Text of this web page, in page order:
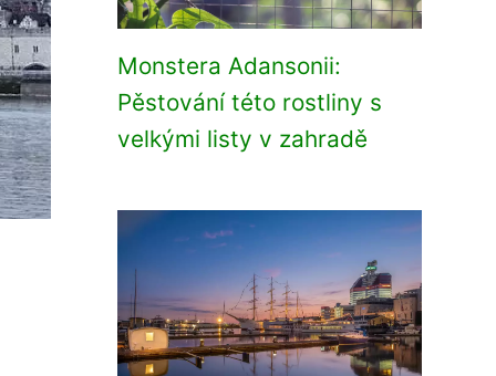
Monstera Adansonii:
Pěstování této rostliny s
velkými listy v zahradě